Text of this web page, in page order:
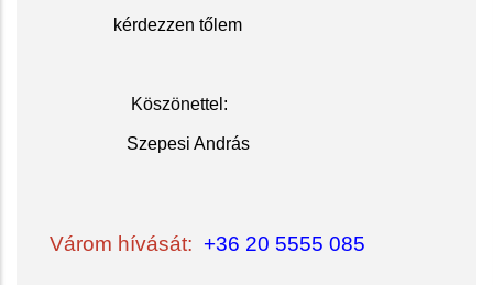
kérdezzen tőlem
Köszönettel:
Szepesi András
Várom hívását: +36 20 5555 085